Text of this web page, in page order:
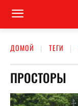
ДОМОЙ ТЕГИ
ПРОСТОРЫ